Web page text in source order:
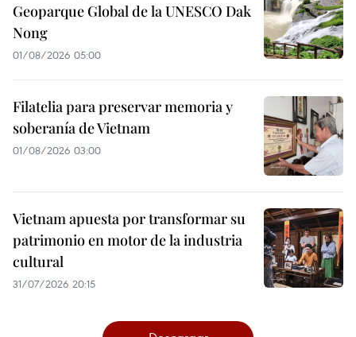
Geoparque Global de la UNESCO Dak
Nong
01/08/2026 05:00
Filatelia para preservar memoria y
soberanía de Vietnam
01/08/2026 03:00
Vietnam apuesta por transformar su
patrimonio en motor de la industria
cultural
31/07/2026 20:15